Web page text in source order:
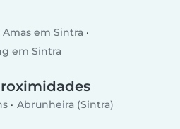
Amas em Sintra
em Sintra
Abrunheira (Sintra)